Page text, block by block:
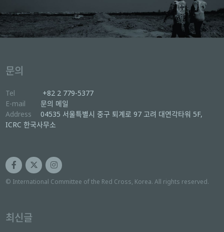
문의
Tel
+82 2 779-5377
E-mail
문의 메일
Address
04535 서울특별시 중구 퇴계로 97 고려 대연각타워 5F,
ICRC 한국사무소
© International Committee of the Red Cross, Korea. All rights reserved.
최신글